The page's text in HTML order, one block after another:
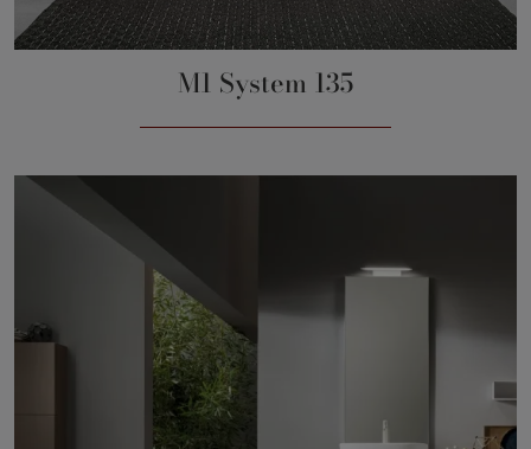
M1 System 135